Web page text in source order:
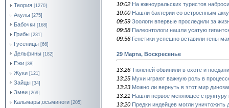
Теория [1270]
Акулы [275]
Бабочки [168]
Грибы [231]
Гусеницы [66]
Дельфины [182]
Ежи [38]
Жуки [121]
Зайцы [34]
Змеи [269]
Кальмары,осьминоги [205]
10:02 На южноуральских туристов
10:00 Нашли бактерии со встроенным
09:59 Зоологи впервые проследили за
09:58 Палеонтологи нашли усатую
09:56 Генетики успешно вставили гены
29 Марта, Воскресенье
13:26 Тюленей обвинили в охоте и
13:25 Мухи играют важную роль в
13:23 Можно ли вернуть в этот мир
13:21 Нашли первое меняющее структуру
13:20 Предки индейцев могли